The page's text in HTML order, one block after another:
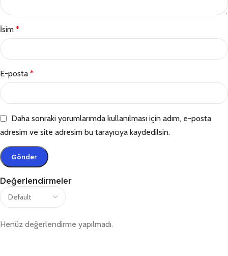
Değerlendirmeler
Henüz değerlendirme yapılmadı.
İsim *
E-posta *
Daha sonraki yorumlarımda kullanılması için adım, e-posta
adresim ve site adresim bu tarayıcıya kaydedilsin.